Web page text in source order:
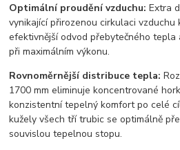
Optimální proudění vzduchu: Extra
vynikající přirozenou cirkulaci vzduchu
efektivnější odvod přebytečného
při maximálním výkonu.
Rovnoměrnější distribuce tepla:
1700 mm eliminuje koncentrované
konzistentní tepelný komfort po celé
kužely všech tří trubic se optimálně
souvislou tepelnou stopu.